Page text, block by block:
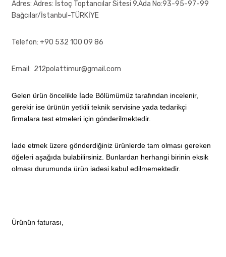
Adres: Adres: İstoç Toptancılar Sitesi 9.Ada No:93-95-97-99
Bağcılar/İstanbul-TÜRKİYE
Telefon: +90 532 100 09 86
Email: 212polattimur@gmail.com
Gelen ürün öncelikle İade Bölümümüz tarafından incelenir,
gerekir ise ürünün yetkili teknik servisine yada tedarikçi
firmalara test etmeleri için gönderilmektedir.
İade etmek üzere gönderdiğiniz ürünlerde tam olması gereken
öğeleri aşağıda bulabilirsiniz. Bunlardan herhangi birinin eksik
olması durumunda ürün iadesi kabul edilmemektedir.
Ürünün faturası,